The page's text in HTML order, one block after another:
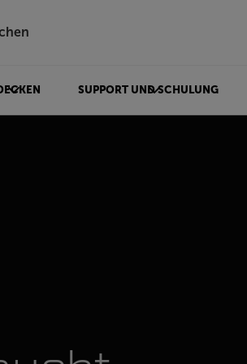
SUPPORT UND SCHULUNG